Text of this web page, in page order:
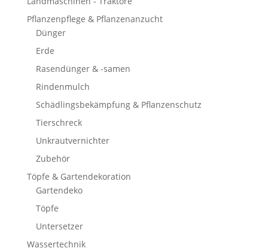
Pflanzenpflege & Pflanzenanzucht
Dünger
Erde
Rasendünger & -samen
Rindenmulch
Schädlingsbekämpfung & Pflanzenschutz
Tierschreck
Unkrautvernichter
Zubehör
Töpfe & Gartendekoration
Gartendeko
Töpfe
Untersetzer
Wassertechnik